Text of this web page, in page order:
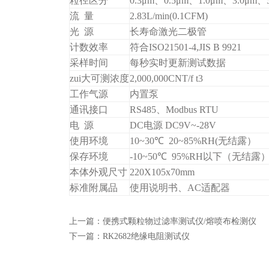
流 量
2.83L/min(0.1CFM)
光 源
长寿命激光二极管
计数效率
符合ISO21501-4,JIS B 9921
采样时间
每秒实时更新测试数据
zui大可测浓度2,000,000CNT/f t3
工作气源
内置泵
通讯接口
RS485、Modbus RTU
电 源
DC电源 DC9V~-28V
使用环境
10~30℃ 20~85%RH(无结露）
保存环境
-10~50℃ 95%RH以下（无结露）
本体外观尺寸 220X105x70mm
标准附属品
使用说明书、AC适配器
上一篇： 便携式颗粒物过滤率测试仪/熔喷布检测仪
下一篇： RK2682绝缘电阻测试仪